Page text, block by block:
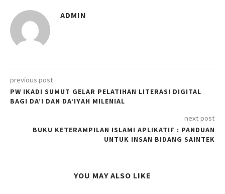
ADMIN
previous post
PW IKADI SUMUT GELAR PELATIHAN LITERASI DIGITAL
BAGI DA’I DAN DA’IYAH MILENIAL
next post
BUKU KETERAMPILAN ISLAMI APLIKATIF : PANDUAN
UNTUK INSAN BIDANG SAINTEK
YOU MAY ALSO LIKE